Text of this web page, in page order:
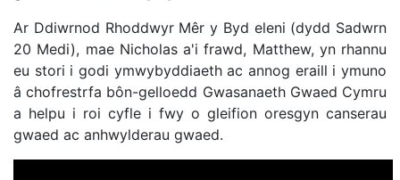
Ar Ddiwrnod Rhoddwyr Mêr y Byd eleni (dydd Sadwrn
20 Medi), mae Nicholas a'i frawd, Matthew, yn rhannu
eu stori i godi ymwybyddiaeth ac annog eraill i ymuno
â chofrestrfa bôn-gelloedd Gwasanaeth Gwaed Cymru
a helpu i roi cyfle i fwy o gleifion oresgyn canserau
gwaed ac anhwylderau gwaed.